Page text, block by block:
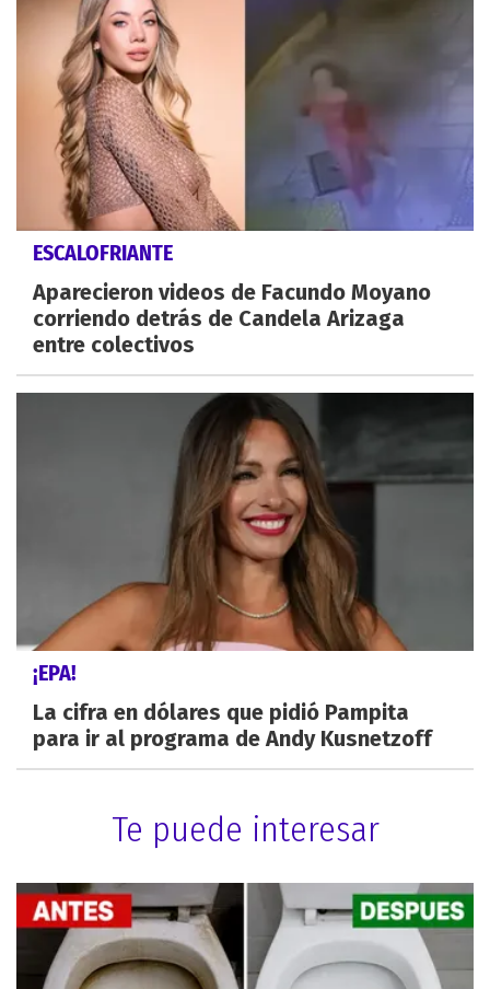
ESCALOFRIANTE
Aparecieron videos de Facundo Moyano
corriendo detrás de Candela Arizaga
entre colectivos
¡EPA!
La cifra en dólares que pidió Pampita
para ir al programa de Andy Kusnetzoff
Te puede interesar